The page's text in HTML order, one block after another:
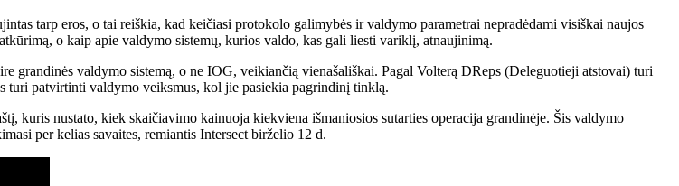
tarp eros, o tai reiškia, kad keičiasi protokolo galimybės ir valdymo parametrai nepradėdami visiškai naujos
o kaip apie valdymo sistemų, kurios valdo, kas gali liesti variklį, atnaujinimą.
grandinės valdymo sistemą, o ne IOG, veikiančią vienašališkai. Pagal Volterą DReps (Deleguotieji atstovai) turi
turi patvirtinti valdymo veiksmus, kol jie pasiekia pagrindinį tinklą.
kuris nustato, kiek skaičiavimo kainuoja kiekviena išmaniosios sutarties operacija grandinėje. Šis valdymo
per kelias savaites, remiantis Intersect birželio 12 d.